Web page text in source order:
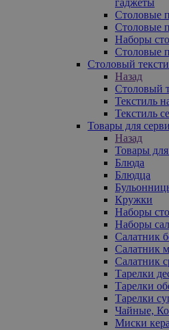
Столовые
Столовые
Наборы
Столовые
Столовый
Назад
Столовый
Текстиль
Текстиль
Товары для
Назад
Товары
Блюда
Блюдца
Кружки
Наборы
Наборы
Салатник
Салатник
Салатник
Тарелки
Тарелки
Тарелки
Чайные,
Миски